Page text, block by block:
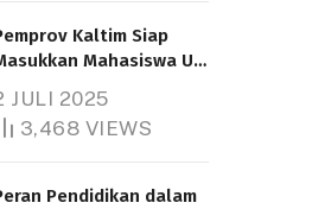
Kaltim Siap
Mahasiswa UT
Pendidikan
JULI 2025
3,468 VIEWS
Pendidikan dalam